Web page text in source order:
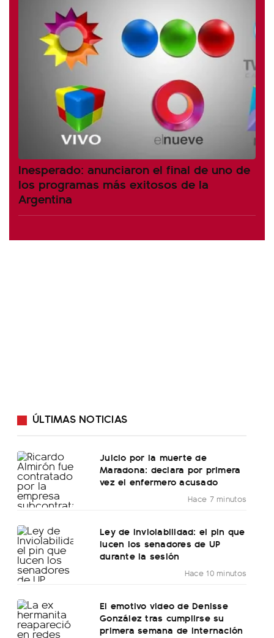
Inesperado: anunciaron el final de uno de
los programas más exitosos de la
Argentina
ÚLTIMAS NOTICIAS
Juicio por la muerte de
Maradona: declara por primera
vez el enfermero acusado
Hace 7 minutos
Ley de Inviolabilidad: el pin que
lucen los senadores de UP
durante la sesión
Hace 10 minutos
El emotivo video de Denisse
González tras cumplirse su
primera semana de internación